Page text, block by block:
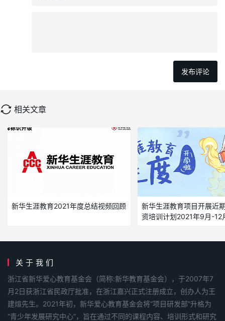
相关文章
新华生涯教育2021年度总结视频回顾
新华生涯教育项目开展近
资培训计划2021年9月-12
关于我们
浙江省新华爱心教育基金会（简称:新华教育基金会），于2007年7
月2日获浙江省民政厅批准，在浙江嘉兴正式注册成立，创办人为王
建煊先生。2021年初，新华爱心教育基金会将“项目研发部”升格为
“青少年发展研究中心”，旨在通过不同的课程内容、培训形式和研究